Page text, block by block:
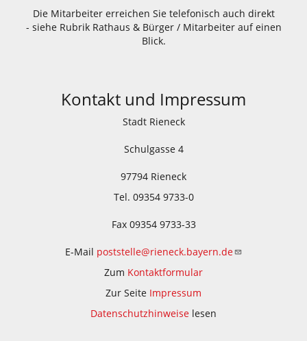
Die Mitarbeiter erreichen Sie telefonisch auch direkt
- siehe Rubrik Rathaus & Bürger / Mitarbeiter auf einen
Blick.
Kontakt und Impressum
Stadt Rieneck
Schulgasse 4
97794 Rieneck
Tel. 09354 9733-0
Fax 09354 9733-33
E-Mail poststelle@rieneck.bayern.de
Zum Kontaktformular
Zur Seite Impressum
Datenschutzhinweise lesen